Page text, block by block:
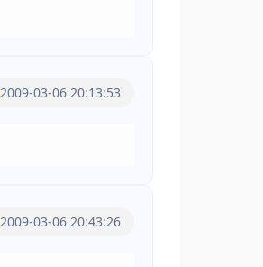
2009-03-06 20:13:53
2009-03-06 20:43:26